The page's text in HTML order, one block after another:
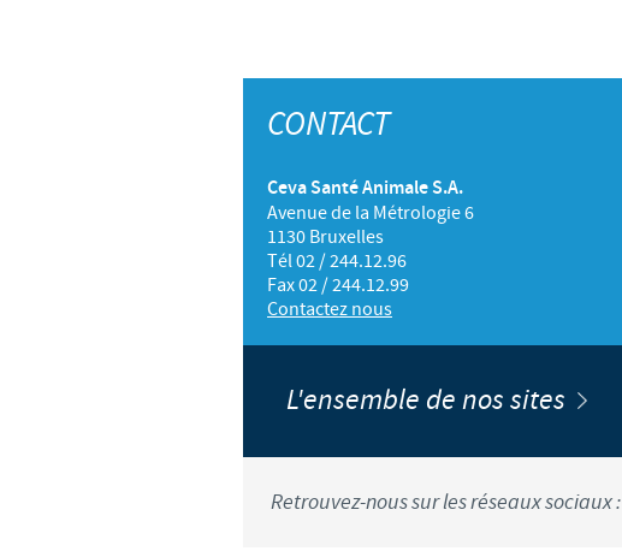
CONTACT
Ceva Santé Animale S.A.
Avenue de la Métrologie 6
1130 Bruxelles
Tél 02 / 244.12.96
Fax 02 / 244.12.99
Contactez nous
L'ensemble de nos sites
Retrouvez-nous sur les réseaux sociaux :